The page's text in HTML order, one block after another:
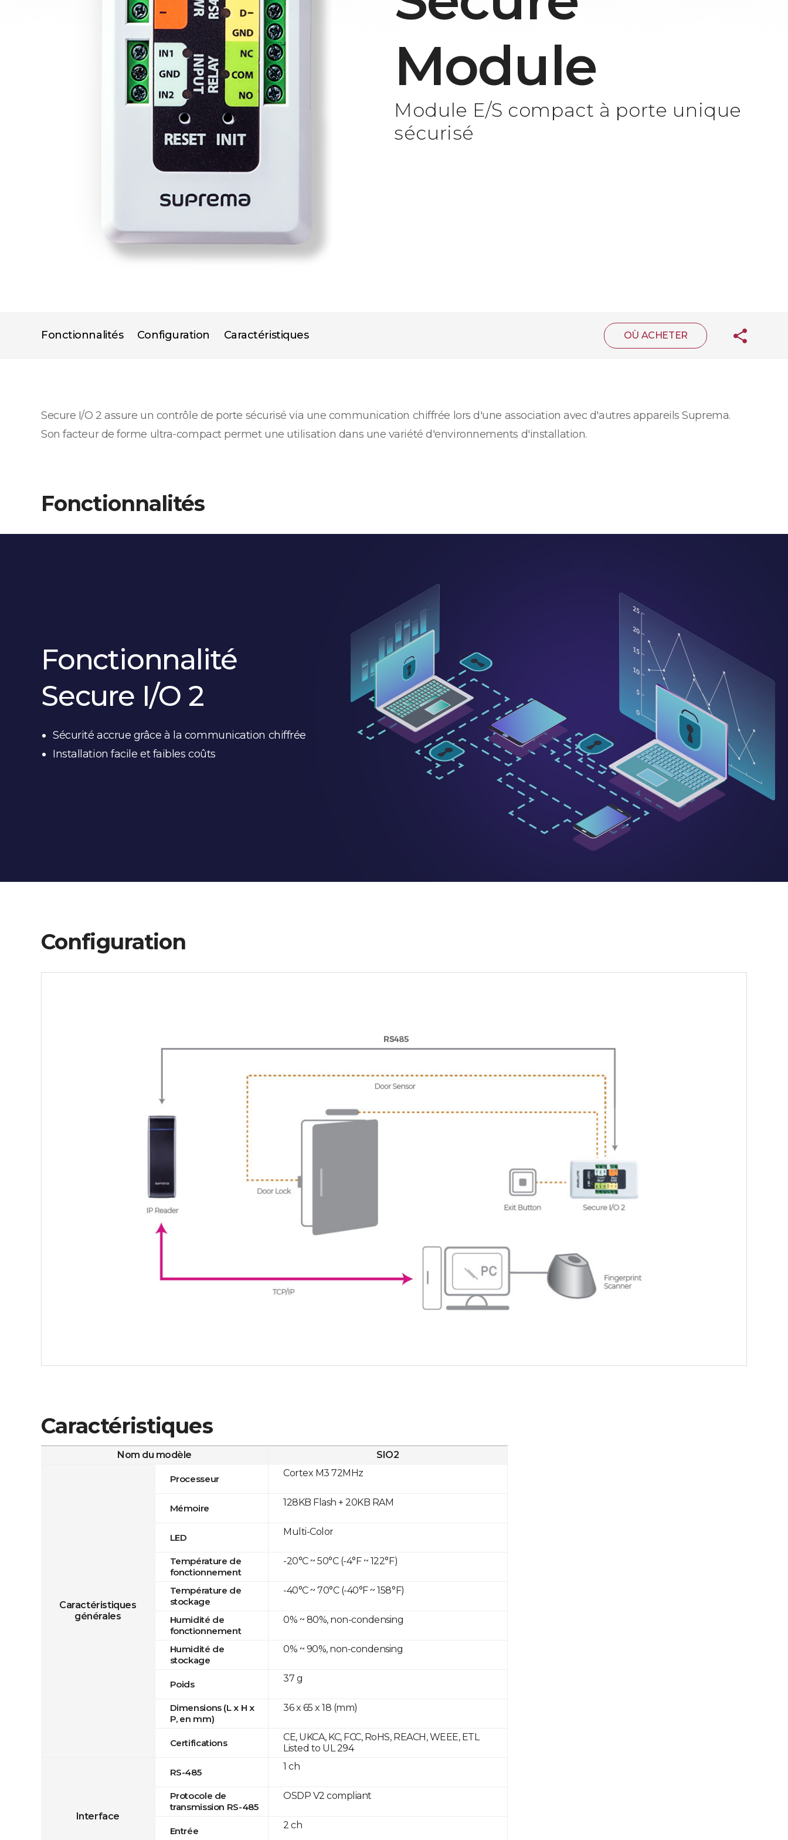
Module
Module E/S compact à porte unique
sécurisé
Fonctionnalités Configuration Caractéristiques OÙ ACHETER
Secure I/O 2 assure un contrôle de porte sécurisé via une communication chiffrée lors d'une association avec d'autres appareils Suprema.
Son facteur de forme ultra-compact permet une utilisation dans une variété d'environnements d'installation.
Fonctionnalités
Fonctionnalité
Secure I/O 2
Sécurité accrue grâce à la communication chiffrée
Installation facile et faibles coûts
Configuration
Caractéristiques
Nom du modèle
Caractéristiques
générales
Processeur
Mémoire
LED
Température de
fonctionnement
Température de
stockage
Humidité de
fonctionnement
Humidité de
stockage
Poids
Dimensions (L x H x
P, en mm)
Certifications
Interface
RS-485
Protocole de
transmission RS-485
Entrée
SIO2
Cortex M3 72MHz
128KB Flash + 20KB RAM
Multi-Color
-20°C ~ 50°C (-4°F ~ 122°F)
-40°C ~ 70°C (-40°F ~ 158°F)
0% ~ 80%, non-condensing
0% ~ 90%, non-condensing
37 g
36 x 65 x 18 (mm)
CE, UKCA, KC, FCC, RoHS, REACH, WEEE, ETL
Listed to UL 294
1 ch
OSDP V2 compliant
2 ch